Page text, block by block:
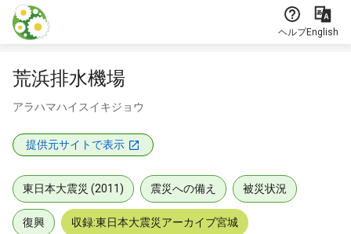
本文に飛ぶ
ヘルプEnglish
荒浜排水機場
アラハマハイスイキジョウ
提供元サイトで表示
東日本大震災 (2011) 震災への備え 被災状況
復興 収録:東日本大震災アーカイブ宮城